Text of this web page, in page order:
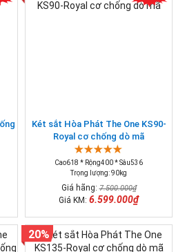
Két sắt Hòa Phát The One KS90-
Royal cơ chống dò mã
Cao618 * Rộng400 * Sâu536
Trọng lượng: 90kg
Giá hãng:7.500.000₫
Giá KM: 6.599.000₫
20%